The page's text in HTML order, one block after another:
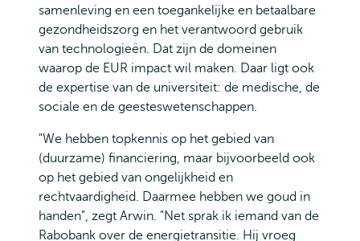
samenleving en een toegankelijke en betaalbare
gezondheidszorg en het verantwoord gebruik
van technologieën. Dat zijn de domeinen
waarop de EUR impact wil maken. Daar ligt ook
de expertise van de universiteit: de medische, de
sociale en de geesteswetenschappen.
"We hebben topkennis op het gebied van
(duurzame) financiering, maar bijvoorbeeld ook
op het gebied van ongelijkheid en
rechtvaardigheid. Daarmee hebben we goud in
handen", zegt Arwin. "Net sprak ik iemand van de
Rabobank over de energietransitie. Hij vroeg